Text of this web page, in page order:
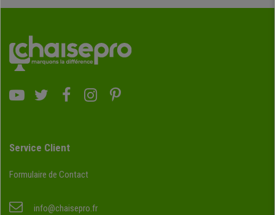
Service Client
Formulaire de Contact
info@chaisepro.fr